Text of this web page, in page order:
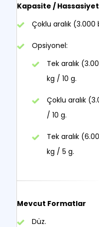
Kapasite / Hassasiyet
Çoklu aralık
Opsiyonel:
Tek aralık
kg / 10 g.
Çoklu aralık
/ 10 g.
Tek aralık
kg / 5 g.
Mevcut Formatlar
Düz.